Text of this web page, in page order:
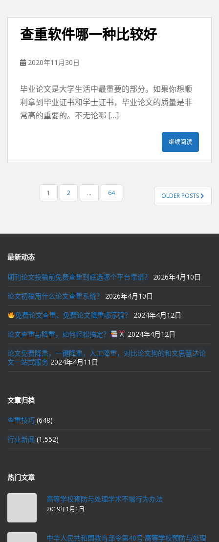
查重软件哪一种比较好
2020年11月30日
毕业论文是大学生活中最重要的部分。如果你想顺
利拿到毕业证书和学士证书，毕业论文的质量是非
常高的重要的。不无论哪 […]
继续阅读
航
1 2 … 64 OLDER POSTS
最新动态
期刊论文投稿前免费查重到底选哪个平台靠谱？ 2026年4月10日
论文初稿用什么论文查重系统？ 2026年4月10日
免费论文查重、免费论文降重哪家强？ 2024年4月12日
论文查重与降重，如何轻松搞定？ 2024年4月12日
论文免费降重，一键降重，人工降重，对比论文狗的和文思慧达论
文一站式服务 2024年4月11日
文章归档
查重技巧 (648)
行业新闻 (1,552)
热门文章
高等学校预防与处理学术不端行为办法
2019年1月1日
中华人民共和国教育部令第40号:高等学校预防与处理